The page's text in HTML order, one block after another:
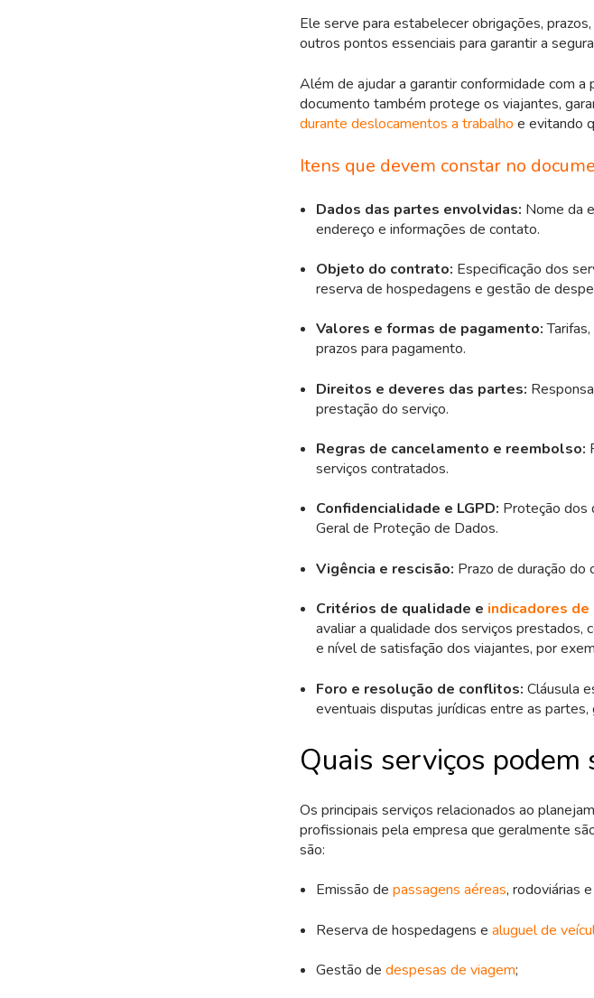
Ele serve para estabelecer obrigações,
outros pontos essenciais para garantir a
Além de ajudar a garantir conformidade com
documento também protege os viajantes,
durante deslocamentos a trabalho e evitando
Itens que devem constar no
Dados das partes envolvidas: Nome da
endereço e informações de contato.
Objeto do contrato: Especificação dos
reserva de hospedagens e gestão de
Valores e formas de pagamento:
prazos para pagamento.
Direitos e deveres das partes:
prestação do serviço.
Regras de cancelamento e reembolso:
serviços contratados.
Confidencialidade e LGPD: Proteção dos
Geral de Proteção de Dados.
Vigência e rescisão: Prazo de duração do
Critérios de qualidade e indicadores de
avaliar a qualidade dos serviços
e nível de satisfação dos viajantes, por
Foro e resolução de conflitos: Cláusula
eventuais disputas jurídicas entre as
Quais serviços
Os principais serviços relacionados ao
profissionais pela empresa que geralmente
são:
Emissão de passagens aéreas, rodoviárias
Reserva de hospedagens e aluguel de
Gestão de despesas de viagem;